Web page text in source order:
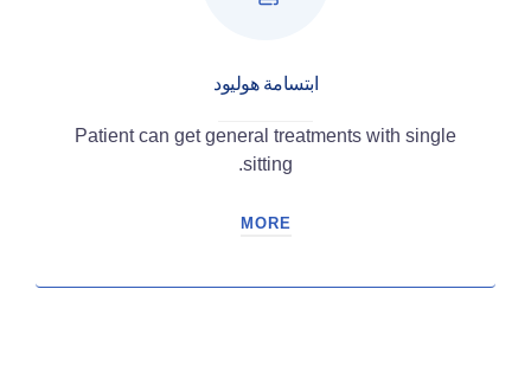
ابتسامة هوليود
Patient can get general treatments with single
sitting.
MORE